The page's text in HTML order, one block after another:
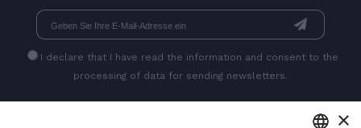
I declare that I have read the information and consent to the
processing of data for sending newsletters.
×